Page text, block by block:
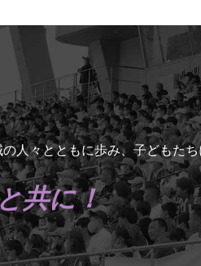
人々とともに歩み、子どもた
共に！